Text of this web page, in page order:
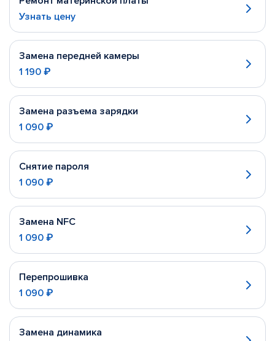
Узнать цену
Замена передней камеры
1 190 ₽
Замена разъема зарядки
1 090 ₽
Снятие пароля
1 090 ₽
Замена NFC
1 090 ₽
Перепрошивка
1 090 ₽
Замена динамика